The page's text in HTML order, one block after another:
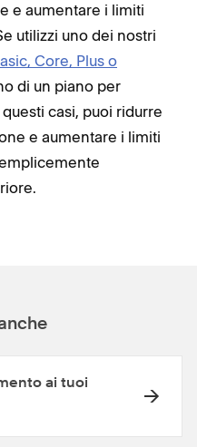
e aumentare i limiti
utilizzi uno dei nostri
Core, Plus o
di un piano per
casi, puoi ridurre
e aumentare i limiti
ai tuoi